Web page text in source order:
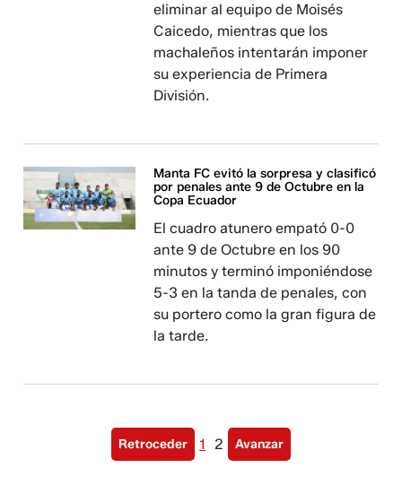
eliminar al equipo de Moisés
Caicedo, mientras que los
machaleños intentarán imponer
su experiencia de Primera
División.
Manta FC evitó la sorpresa y clasificó
por penales ante 9 de Octubre en la
Copa Ecuador
El cuadro atunero empató 0-0
ante 9 de Octubre en los 90
minutos y terminó imponiéndose
5-3 en la tanda de penales, con
su portero como la gran figura de
la tarde.
Retroceder 1 2 Avanzar